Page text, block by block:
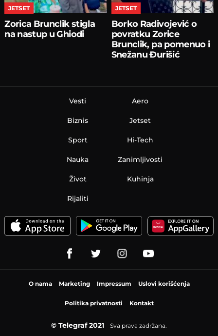
JETSET
Zorica Brunclik stigla
na nastup u Ghiodi
JETSET
Borko Radivojević o
povratku Zorice
Brunclik, pa pomenuo i
Snežanu Đurišić
Vesti
Biznis
Sport
Nauka
Aero
Jetset
Hi-Tech
Zanimljivosti
Život Kuhinja
Rijaliti
O nama Marketing Impressum Uslovi korišćenja
Politika privatnosti Kontakt
© Telegraf 2021 Sva prava zadržana.